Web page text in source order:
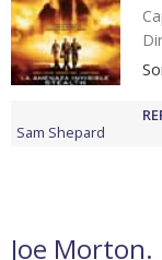
Sam Shepard
Joe